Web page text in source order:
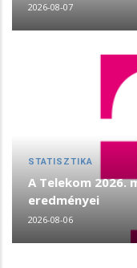
2026-08-07
STATISZTIKA
A Telekom 2026.
eredményei
2026-08-06